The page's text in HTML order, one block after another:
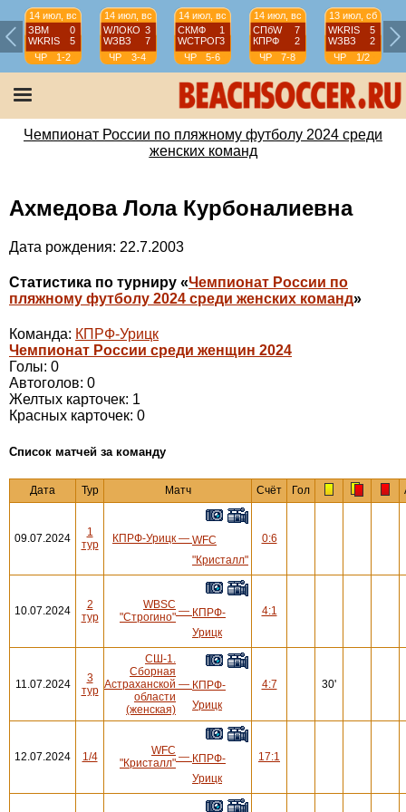
14 июл, вс
ЗВМ
0
WKRIS
5
ЧР
1-2
14 июл, вс
WЛОКО 3
WЗВЗ
7
ЧР
3-4
14 июл, вс
СКМФ
1
WCТРОГ3
ЧР
5-6
14 июл, вс
СПбW
7
КПРФ
2
ЧР
7-8
13 июл, сб
WKRIS
5
WЗВЗ
2
ЧР
1/2
Чемпионат России по пляжному футболу 2024 среди
женских команд
Ахмедова Лола Курбоналиевна
Дата рождения: 22.7.2003
Статистика по турниру «Чемпионат России по
пляжному футболу 2024 среди женских команд»
Команда: КПРФ-Урицк
Чемпионат России среди женщин 2024
Голы: 0
Автоголов: 0
Желтых карточек: 1
Красных карточек: 0
Cписок матчей за команду
Дата Тур Матч Счёт Гол
09.07.2024
1
тур
КПРФ-Урицк — WFC
"Кристалл"
0:6
10.07.2024
2
тур
WBSC
"Строгино" — КПРФ-
Урицк
4:1
11.07.2024
3
тур
СШ-1.
Сборная
Астраханской
области
(женская)
— КПРФ-
Урицк
4:7 30'
12.07.2024 1/4
WFC
"Кристалл" — КПРФ-
Урицк
17:1